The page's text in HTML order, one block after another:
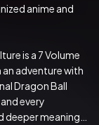
anime and
is a 7 Volume
adventure with
Dragon Ball
every
deeper meaning